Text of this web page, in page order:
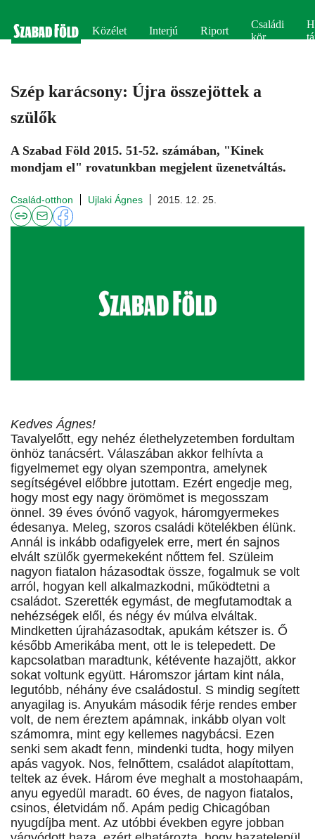
Közélet Interjú Riport
Családi
kör
Szép karácsony: Újra összejöttek a
szülők
A Szabad Föld 2015. 51-52. számában, "Kinek
mondjam el" rovatunkban megjelent üzenetváltás.
Család-otthon Ujlaki Ágnes 2015. 12. 25.
Kedves Ágnes!
Tavalyelőtt, egy nehéz élethelyzetemben fordultam
önhöz tanácsért. Válaszában akkor felhívta a
figyelmemet egy olyan szempontra, amelynek
segítségével előbbre jutottam. Ezért engedje meg,
hogy most egy nagy örömömet is megosszam
önnel. 39 éves óvónő vagyok, háromgyermekes
édesanya. Meleg, szoros családi kötelékben élünk.
Annál is inkább odafigyelek erre, mert én sajnos
elvált szülők gyermekeként nőttem fel. Szüleim
nagyon fiatalon házasodtak össze, fogalmuk se volt
arról, hogyan kell alkalmazkodni, működtetni a
családot. Szerették egymást, de megfutamodtak a
nehézségek elől, és négy év múlva elváltak.
Mindketten újraházasodtak, apukám kétszer is. Ő
később Amerikába ment, ott le is telepedett. De
kapcsolatban maradtunk, kétévente hazajött, akkor
sokat voltunk együtt. Háromszor jártam kint nála,
legutóbb, néhány éve családostul. S mindig segített
anyagilag is. Anyukám második férje rendes ember
volt, de nem éreztem apámnak, inkább olyan volt
számomra, mint egy kellemes nagybácsi. Ezen
senki sem akadt fenn, mindenki tudta, hogy milyen
apás vagyok. Nos, felnőttem, családot alapítottam,
teltek az évek. Három éve meghalt a mostohaapám,
anyu egyedül maradt. 60 éves, de nagyon fiatalos,
csinos, életvidám nő. Apám pedig Chicagóban
nyugdíjba ment. Az utóbbi években egyre jobban